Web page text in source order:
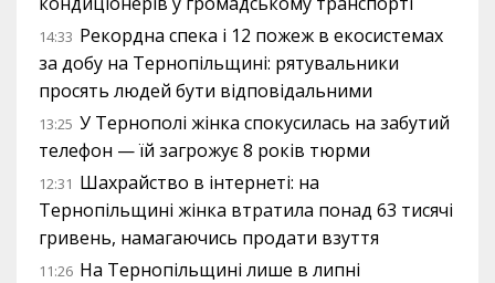
14:33 Рекордна спека і 12 пожеж в екосистемах
за добу на Тернопільщині: рятувальники
просять людей бути відповідальними
13:25 У Тернополі жінка спокусилась на забутий
телефон — їй загрожує 8 років тюрми
12:31 Шахрайство в інтернеті: на
Тернопільщині жінка втратила понад 63 тисячі
гривень, намагаючись продати взуття
11:26 На Тернопільщині лише в липні